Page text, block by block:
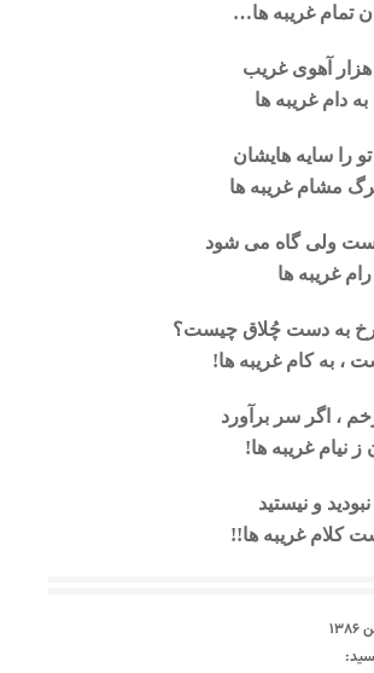
تمام غریبه ها…
هزار آهوی غریب
به دام غریبه ها
را سایه هایشان
مشام غریبه ها
ولی گاه می شود
غریبه ها
به دست چُلاق چیست؟
، به کام غریبه ها!
، اگر سر برآورد
نیام غریبه ها!
و نیستید
کلام غریبه ها!!